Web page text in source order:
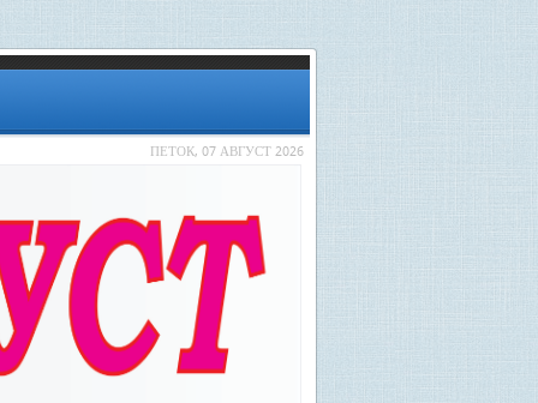
ПЕТОК, 07 АВГУСТ 2026